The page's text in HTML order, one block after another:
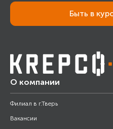
Быть в
О компании
Филиал в г.Тверь
Вакансии